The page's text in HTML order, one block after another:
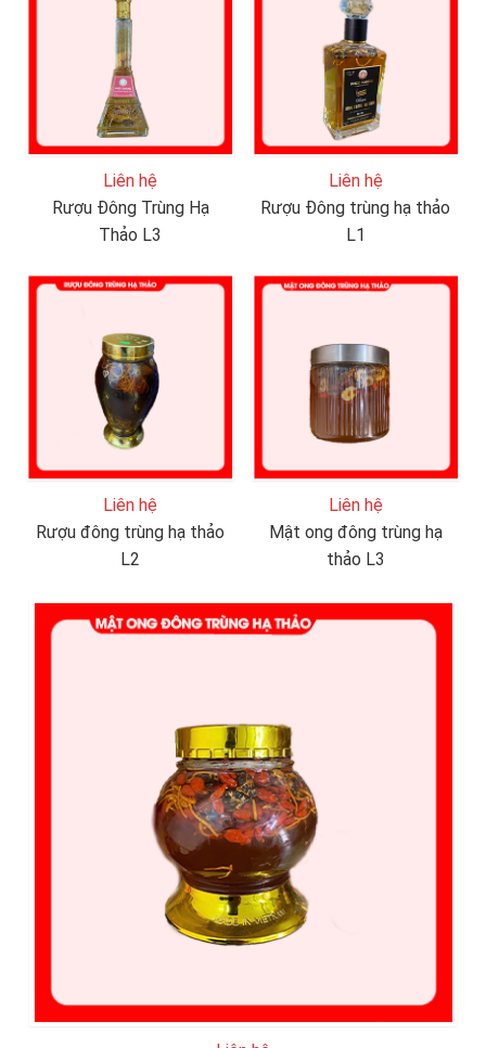
Liên hệ
Rượu Đông Trùng Hạ
Thảo L3
Liên hệ
Rượu Đông trùng hạ thảo
L1
Liên hệ
Rượu đông trùng hạ thảo
L2
Liên hệ
Mật ong đông trùng hạ
thảo L3